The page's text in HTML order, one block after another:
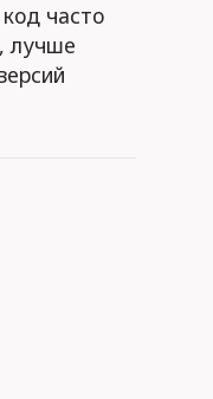
часто
лучше